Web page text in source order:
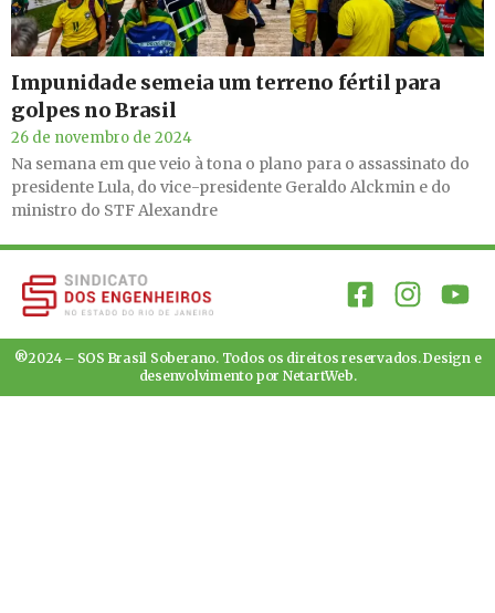
Impunidade semeia um terreno fértil para
golpes no Brasil
26 de novembro de 2024
Na semana em que veio à tona o plano para o assassinato do
presidente Lula, do vice-presidente Geraldo Alckmin e do
ministro do STF Alexandre
®2024 – SOS Brasil Soberano. Todos os direitos reservados. Design e
desenvolvimento por NetartWeb.